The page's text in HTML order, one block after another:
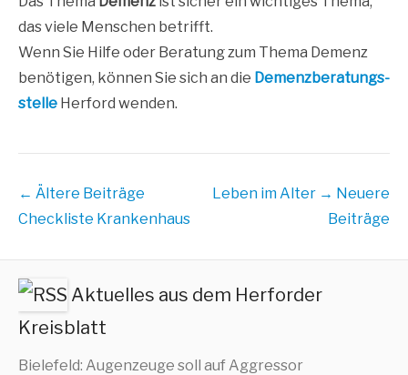
das vie­le Men­schen betrifft.
Wenn Sie Hil­fe oder Bera­tung zum The­ma Demenz
benö­ti­gen, kön­nen Sie sich an die Demenz­be­ra­tungs­
stel­le Her­ford wenden.
Beitrags
Übersicht
← Ältere Beiträge
Checkliste Krankenhaus
Leben im Alter → Neuere
Beiträge
Aktuelles aus dem Herforder
Kreisblatt
Bielefeld: Augenzeuge soll auf Aggressor